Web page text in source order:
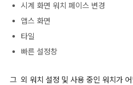
시계 화면 워치 페이스 변경
앱스 화면
타일
빠른 설정창
그 외 워치 설정 및 사용 중인 워치가